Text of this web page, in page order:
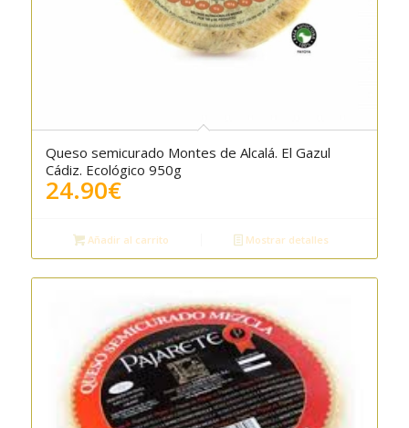
5.00
Queso semicurado Montes de Alcalá. El Gazul
Cádiz. Ecológico 950g
24.90€
Añadir al carrito Mostrar detalles